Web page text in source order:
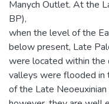
Manych Outlet. At the
BP),
when the level of the
below present, Late
were located within the
valleys were flooded in
of the Late